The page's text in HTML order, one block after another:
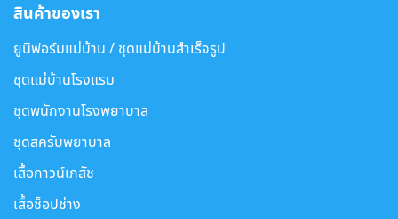
สินค้าของเรา
ยูนิฟอร์มแม่บ้าน / ชุดแม่บ้านสำเร็จรูป
ชุดแม่บ้านโรงแรม
ชุดพนักงานโรงพยาบาล
ชุดสครับพยาบาล
เสื้อกาวน์เภสัช
เสื้อช็อปช่าง